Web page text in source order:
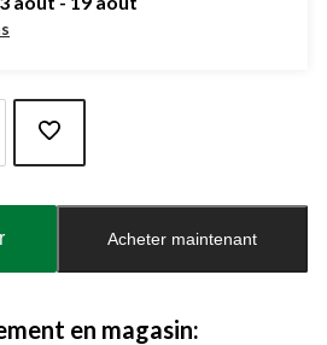
Acheter maintenant
en magasin: